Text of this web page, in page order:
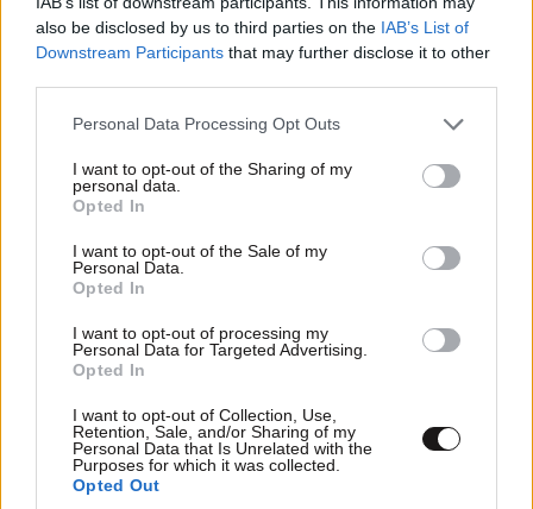
also be disclosed by us to third parties on the IAB’s List of
Downstream Participants that may further disclose it to other
Please note that this website/app uses one or more Google
not limited to your visit or usage behaviour. You may click to
grant or deny consent to Google and its third-party tags to
use your data for below specified purposes in below Google
consent section.
Personal Data Processing Opt Outs
I want to opt-out of the Sharing of my
personal data.
Opted In
I want to opt-out of the Sale of my
Personal Data.
Opted In
I want to opt-out of processing my
Personal Data for Targeted Advertising.
Opted In
I want to opt-out of Collection, Use,
Retention, Sale, and/or Sharing of my
Personal Data that Is Unrelated with the
Purposes for which it was collected.
Opted Out
τα δεις» – Οι φωτογραφίες από την παραλία
Ακολουθήστε το NEWSBEAST
Google News
και μάθετε πρώτοι όλες τις ειδήσεις